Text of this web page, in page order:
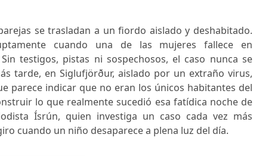
se trasladan a un fiordo aislado y deshabitado.
cuando una de las mujeres fallece en
testigos, pistas ni sospechosos, el caso nunca se
tarde, en Siglufjörður, aislado por un extraño virus,
parece indicar que no eran los únicos habitantes del
lo que realmente sucedió esa fatídica noche de
Ísrún, quien investiga un caso cada vez más
cuando un niño desaparece a plena luz del día.